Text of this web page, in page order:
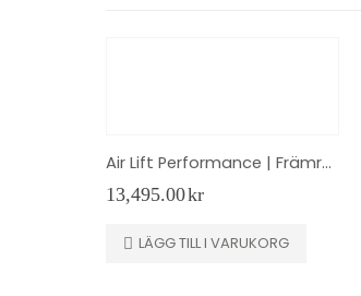
Air Lift Performance | Främre kit | 78563 | 50mm
13,495.00kr
LÄGG TILL I VARUKORG